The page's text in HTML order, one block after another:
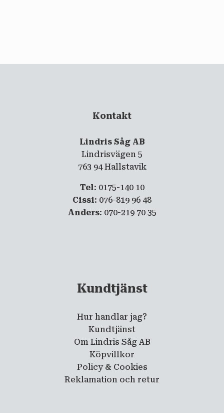
Kontakt
Lindris Såg AB
Lindrisvägen 5
763 94 Hallstavik
Tel: 0175-140 10
Cissi: 076-819 96 48
Anders: 070-219 70 35
Kundtjänst
Hur handlar jag?
Kundtjänst
Om Lindris Såg AB
Köpvillkor
Policy & Cookies
Reklamation och retur